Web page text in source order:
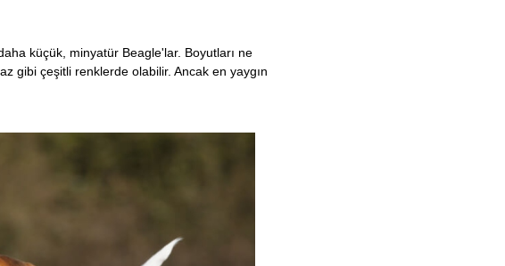
küçük, minyatür Beagle'lar. Boyutları ne
gibi çeşitli renklerde olabilir. Ancak en yaygın